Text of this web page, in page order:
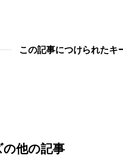
この記事につけられたキ
他の記事